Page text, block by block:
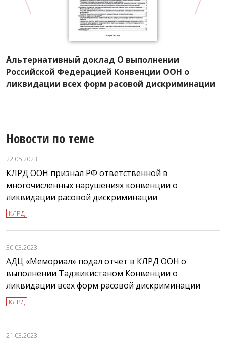
Альтернативный доклад О выполнении
Российской Федерацией Конвенции ООН о
ликвидации всех форм расовой дискриминации
Новости по теме
22.05.2023
КЛРД ООН признал РФ ответственной в
многочисленных нарушениях конвенции о
ликвидации расовой дискриминации
КЛРД
30.03.2023
АДЦ «Мемориал» подал отчет в КЛРД ООН о
выполнении Таджикистаном Конвенции о
ликвидации всех форм расовой дискриминации
КЛРД
21.03.2023